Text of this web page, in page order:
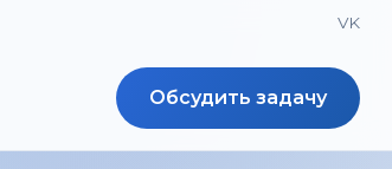
VK
Обсудить задачу